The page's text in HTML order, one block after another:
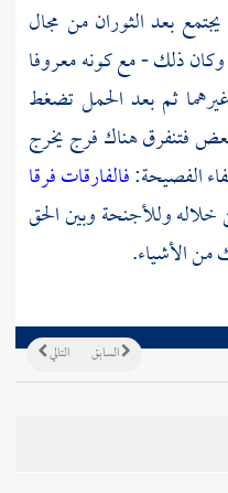
بعد الثوران من مجال
وكان ذلك - مع كونه معروفا
ثم بعد الحمل تضغط
فتنفرق هناك فرج يخرج
الفصيحة:فالفارقات فرقا
وللأجنحة وبين الحق
الأشياء.
التالي السابق